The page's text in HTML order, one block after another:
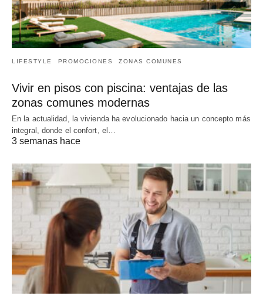
LIFESTYLE PROMOCIONES ZONAS COMUNES
Vivir en pisos con piscina: ventajas de las
zonas comunes modernas
En la actualidad, la vivienda ha evolucionado hacia un concepto más
integral, donde el confort, el…
3 semanas hace